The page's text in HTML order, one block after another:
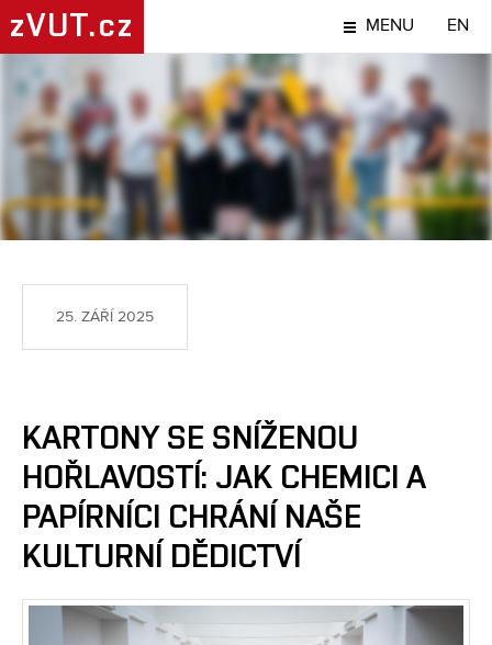
zVUT.cz MENU EN
NÁPADY A OBJEVY
25. ZÁŘÍ 2025
KARTONY SE SNÍŽENOU
HOŘLAVOSTÍ: JAK CHEMICI A
PAPÍRNÍCI CHRÁNÍ NAŠE
KULTURNÍ DĚDICTVÍ